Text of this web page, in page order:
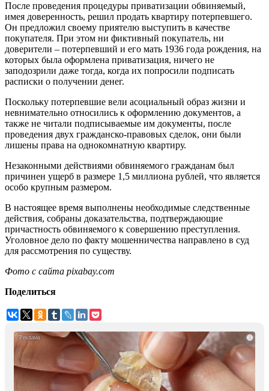
После проведения процедуры приватизации обвиняемый,
имея доверенность, решил продать квартиру потерпевшего.
Он предложил своему приятелю выступить в качестве
покупателя. При этом ни фиктивный покупатель, ни
доверители – потерпевший и его мать 1936 года рождения, на
которых была оформлена приватизация, ничего не
заподозрили даже тогда, когда их попросили подписать
расписки о получении денег.
Поскольку потерпевшие вели асоциальный образ жизни и
невнимательно относились к оформлению документов, а
также не читали подписываемые им документы, после
проведения двух гражданско-правовых сделок, они были
лишены права на однокомнатную квартиру.
Незаконными действиями обвиняемого гражданам был
причинен ущерб в размере 1,5 миллиона рублей, что является
особо крупным размером.
В настоящее время выполнены необходимые следственные
действия, собраны доказательства, подтверждающие
причастность обвиняемого к совершению преступления.
Уголовное дело по факту мошенничества направлено в суд
для рассмотрения по существу.
Фото с сайта pixabay.com
Поделиться
i